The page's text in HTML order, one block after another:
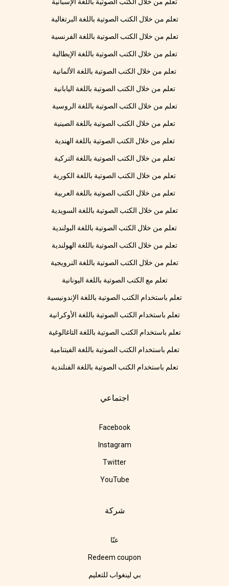
تعلم من خلال الكتب الصوتية باللغة البرتغالية
تعلم من خلال الكتب الصوتية باللغة الفرنسية
تعلم من خلال الكتب الصوتية باللغة الإيطالية
تعلم من خلال الكتب الصوتية باللغة الألمانية
تعلم من خلال الكتب الصوتية باللغة اليابانية
تعلم من خلال الكتب الصوتية باللغة الروسية
تعلم من خلال الكتب الصوتية باللغة الصينية
تعلم من خلال الكتب الصوتية باللغة الهندية
تعلم من خلال الكتب الصوتية باللغة التركية
تعلم من خلال الكتب الصوتية باللغة الكورية
تعلم من خلال الكتب الصوتية باللغة العربية
تعلم من خلال الكتب الصوتية باللغة السويدية
تعلم من خلال الكتب الصوتية باللغة البولندية
تعلم من خلال الكتب الصوتية باللغة الهولندية
تعلم من خلال الكتب الصوتية باللغة النرويجية
تعلم مع الكتب الصوتية باللغة اليونانية
تعلم باستخدام الكتب الصوتية باللغة الإندونيسية
تعلم باستخدام الكتب الصوتية باللغة الأوكرانية
تعلم باستخدام الكتب الصوتية باللغة التاغالوغية
تعلم باستخدام الكتب الصوتية باللغة الفيتنامية
تعلم باستخدام الكتب الصوتية باللغة الفنلندية
اجتماعي
Facebook
Instagram
Twitter
YouTube
شركة
عنّا
Redeem coupon
بي لينغواب للتعليم